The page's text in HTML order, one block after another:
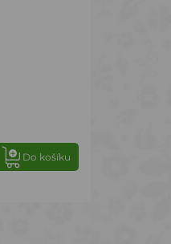
Do košíku